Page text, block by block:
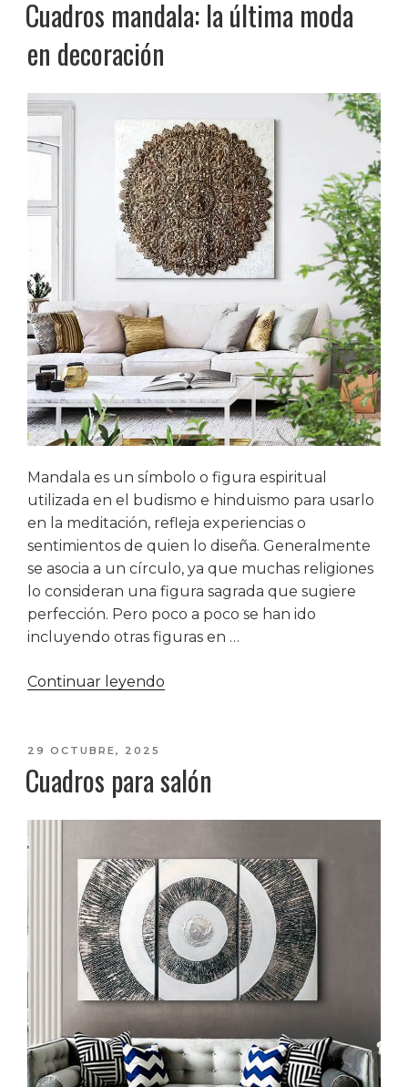
Pan
de
Cuadros mandala: la última moda
en decoración
Mandala es un símbolo o figura espiritual
utilizada en el budismo e hinduismo para usarlo
en la meditación, refleja experiencias o
sentimientos de quien lo diseña. Generalmente
se asocia a un círculo, ya que muchas religiones
lo consideran una figura sagrada que sugiere
perfección. Pero poco a poco se han ido
incluyendo otras figuras en …
Continuar leyendo
moda
en
decoración»
PUBLICADO
29 OCTUBRE, 2025
Cuadros para salón